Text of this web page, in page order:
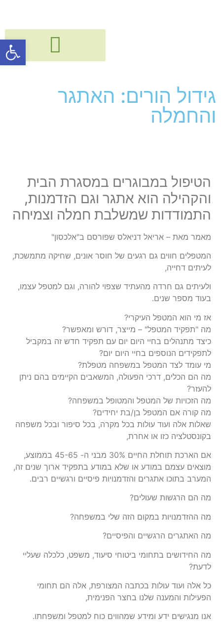
גידול הורים: האתגר
והחמלה
הטיפול במבוגרים במסגרת הבית
והקהילה הוא אתגר וגם הזדמנות,
התמודדות שמשלבת חמלה וצמיחה
מאמר מאת – אריאל דניאלס שפורסם ב"אלכסון"
המטפלים חווים גם רגעים של חוסר אונים, שחיקה מתמשכת,
לעיתים דחייה,
ולעיתים גם חרדה מהעתיד שצפוי להורה, וגם למטפל עצמו,
בעוד מספר שנים.
אז מי הוא המטפל העיקרי?
מה "תפקיד המטפל" – מייצר, דורש ומאפשר?
כיצד מתנהלים בחיי היום יום עם תפקיד חדש זה במקביל
לתפקידים הנוספים בחיי היום יום?
מי עומד לצד המטפל במשפחה מטפלת?
מה הם הכלים, דרכי הפעולה, המשאבים הקיימים בהם ניתן
להעזר?
מה הזכויות של המטפל והמטופל במשפחה?
מה קורה אם המטפל בן/בת יחידים?
שאלות אלה ועוד עולות בכל מקרה, בכל סיפור ובכל משפחה
בקונסטלציה כזו או אחרת,
אם הארכת תוחלת החיים 30% מבני ה- 45-65 בממוצע,
מוצאים עצמם במודע או שלא במודע בתפקיד ארוך שנים זה,
המערב בתוכו אתגרים והזדמנויות פיסיים ורגשיים רבים.
מה הם הרגשות שעולים?
מה ההזדמנויות במקום הזה שלי במשפחה?
מה האתגרים הרגשיים והפיסיים?
מה החידושים בתחומי ביטוחי סיעוד, משפט, כלכלה שעליי
לדעת?
כל אלה ועוד עולות בכתבה המצורפת, אלה הם תחומי
הפעילות והמענה שלנו בחצר הפנימית,
אנו מנגישים ידע ומידע שמהווים כוח למטפל ומשפחתו.
פתח